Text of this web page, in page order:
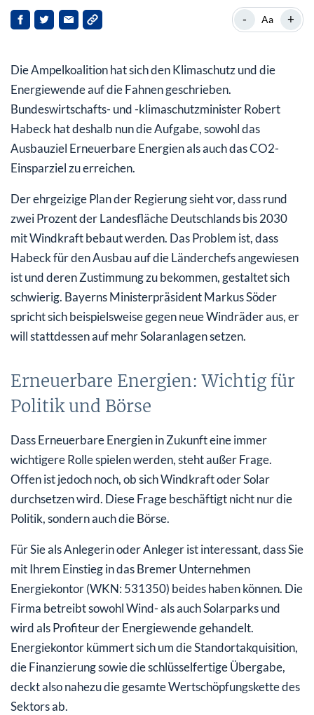
Erneuerbare Energien: Wichtig für Politik und Börse
Analysten bestätigen: Unternehmen hat enormes
Wachstumspotenzial
- Aa +
Die Ampelkoalition hat sich den Klimaschutz und die
Energiewende auf die Fahnen geschrieben.
Bundeswirtschafts- und -klimaschutzminister Robert
Habeck hat deshalb nun die Aufgabe, sowohl das
Ausbauziel Erneuerbare Energien als auch das CO2-
Einsparziel zu erreichen.
Der ehrgeizige Plan der Regierung sieht vor, dass rund
zwei Prozent der Landesfläche Deutschlands bis 2030
mit Windkraft bebaut werden. Das Problem ist, dass
Habeck für den Ausbau auf die Länderchefs angewiesen
ist und deren Zustimmung zu bekommen, gestaltet sich
schwierig. Bayerns Ministerpräsident Markus Söder
spricht sich beispielsweise gegen neue Windräder aus, er
will stattdessen auf mehr Solaranlagen setzen.
Erneuerbare Energien: Wichtig für
Politik und Börse
Dass Erneuerbare Energien in Zukunft eine immer
wichtigere Rolle spielen werden, steht außer Frage.
Offen ist jedoch noch, ob sich Windkraft oder Solar
durchsetzen wird. Diese Frage beschäftigt nicht nur die
Politik, sondern auch die Börse.
Für Sie als Anlegerin oder Anleger ist interessant, dass Sie
mit Ihrem Einstieg in das Bremer Unternehmen
Energiekontor (WKN: 531350) beides haben können. Die
Firma betreibt sowohl Wind- als auch Solarparks und
wird als Profiteur der Energiewende gehandelt.
Energiekontor kümmert sich um die Standortakquisition,
die Finanzierung sowie die schlüsselfertige Übergabe,
deckt also nahezu die gesamte Wertschöpfungskette des
Sektors ab.